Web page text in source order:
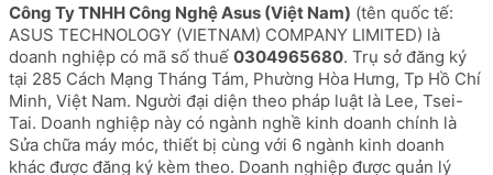
diện
hoặc
mã
số
thuế
...
Công Ty TNHH Công Nghệ Asus (Việt Nam) (tên quốc tế:
ASUS TECHNOLOGY (VIETNAM) COMPANY LIMITED) là
doanh nghiệp có mã số thuế 0304965680. Trụ sở đăng ký
tại 285 Cách Mạng Tháng Tám, Phường Hòa Hưng, Tp Hồ Chí
Minh, Việt Nam. Người đại diện theo pháp luật là Lee, Tsei-
Tai. Doanh nghiệp này có ngành nghề kinh doanh chính là
Sửa chữa máy móc, thiết bị cùng với 6 ngành kinh doanh
khác được đăng ký kèm theo. Doanh nghiệp được quản lý